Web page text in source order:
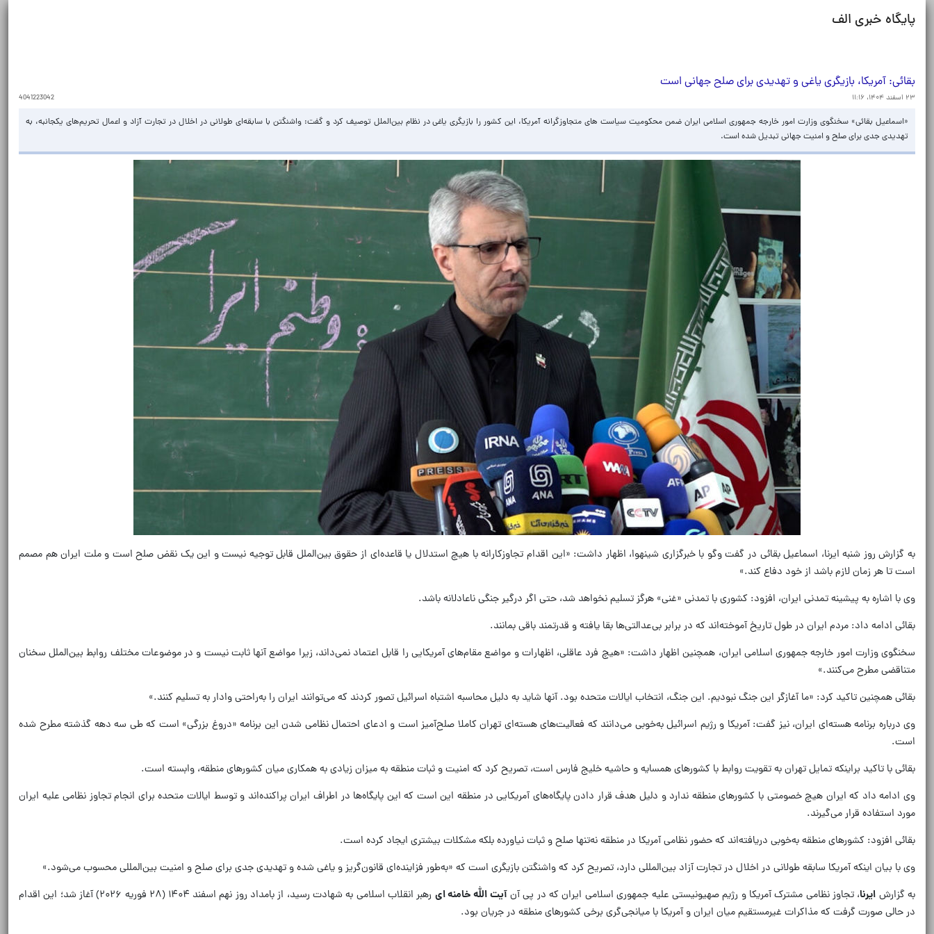
پایگاه خبری الف
بقائی: آمریکا، بازیگری یاغی و تهدیدی برای صلح جهانی است
۲۳ اسفند ۱۴۰۴، ۱۱:۱۶ 4041223042
«اسماعیل بقائی» سخنگوی وزارت امور خارجه جمهوری اسلامی ایران ضمن محکومیت سیاست های متجاوزگرانه آمریکا، این کشور را بازیگری یاغی در نظام بین‌الملل توصیف کرد و گفت: واشنگتن با سابقه‌ای طولانی در اخلال در تجارت آزاد و اعمال تحریم‌های یکجانبه، به
تهدیدی جدی برای صلح و امنیت جهانی تبدیل شده است.
به گزارش روز شنبه ایرنا، اسماعیل بقائی در گفت وگو با خبرگزاری شینهوا، اظهار داشت: «این اقدام تجاوزکارانه با هیچ استدلال یا قاعده‌ای از حقوق بین‌الملل قابل توجیه نیست و این یک نقض صلح است و ملت ایران هم مصمم
است تا هر زمان لازم باشد از خود دفاع کند.»
وی با اشاره به پیشینه تمدنی ایران، افزود: کشوری با تمدنی «غنی» هرگز تسلیم نخواهد شد، حتی اگر درگیر جنگی ناعادلانه باشد.
بقائی ادامه داد: مردم ایران در طول تاریخ آموخته‌اند که در برابر بی‌عدالتی‌ها بقا یافته و قدرتمند باقی بمانند.
سخنگوی وزارت امور خارجه جمهوری اسلامی ایران، همچنین اظهار داشت: «هیچ فرد عاقلی، اظهارات و مواضع مقام‌های آمریکایی را قابل اعتماد نمی‌داند، زیرا مواضع آنها ثابت نیست و در موضوعات مختلف روابط بین‌الملل سخنان
متناقضی مطرح می‌کنند.»
بقائی همچنین تاکید کرد: «ما آغازگر این جنگ نبودیم. این جنگ، انتخاب ایالات متحده بود. آنها شاید به دلیل محاسبه اشتباه اسرائیل تصور کردند که می‌توانند ایران را به‌راحتی وادار به تسلیم کنند.»
وی درباره برنامه هسته‌ای ایران، نیز گفت: آمریکا و رژیم اسرائیل به‌خوبی می‌دانند که فعالیت‌های هسته‌ای تهران کاملا صلح‌آمیز است و ادعای احتمال نظامی شدن این برنامه «دروغ بزرگی» است که طی سه دهه گذشته مطرح شده
است.
بقائی با تاکید براینکه تمایل تهران به تقویت روابط با کشورهای همسایه و حاشیه خلیج فارس است، تصریح کرد که امنیت و ثبات منطقه به میزان زیادی به همکاری میان کشورهای منطقه، وابسته است.
وی ادامه داد که ایران هیچ خصومتی با کشورهای منطقه ندارد و دلیل هدف قرار دادن پایگاه‌های آمریکایی در منطقه این است که این پایگاه‌ها در اطراف ایران پراکنده‌اند و توسط ایالات متحده برای انجام تجاوز نظامی علیه ایران
مورد استفاده قرار می‌گیرند.
بقائی افزود: کشورهای منطقه به‌خوبی دریافته‌اند که حضور نظامی آمریکا در منطقه نه‌تنها صلح و ثبات نیاورده بلکه مشکلات بیشتری ایجاد کرده است.
وی با بیان اینکه آمریکا سابقه طولانی در اخلال در تجارت آزاد بین‌المللی دارد، تصریح کرد که واشنگتن بازیگری است که «به‌طور فزاینده‌ای قانون‌گریز و یاغی شده و تهدیدی جدی برای صلح و امنیت بین‌المللی محسوب می‌شود.»
به گزارش ایرنا، تجاوز نظامی مشترک آمریکا و رژیم صهیونیستی علیه جمهوری اسلامی ایران که در پی آنآیت الله خامنه ای
رهبر انقلاب اسلامی به شهادت رسید، از بامداد روز نهم اسفند ۱۴۰۴ (۲۸ فوریه ۲۰۲۶) آغاز شد؛ این اقدام
در حالی صورت گرفت که مذاکرات غیرمستقیم میان ایران و آمریکا با میانجی‌گری برخی کشورهای منطقه در جریان بود.